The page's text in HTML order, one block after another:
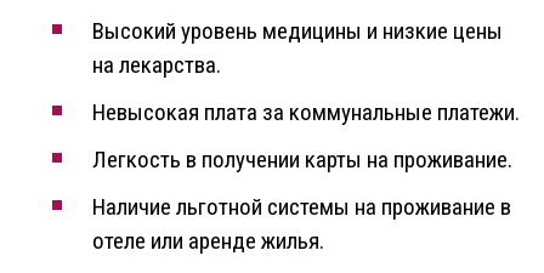
Высокий уровень медицины и низкие цены
на лекарства.
Невысокая плата за коммунальные платежи.
Легкость в получении карты на проживание.
Наличие льготной системы на проживание в
отеле или аренде жилья.